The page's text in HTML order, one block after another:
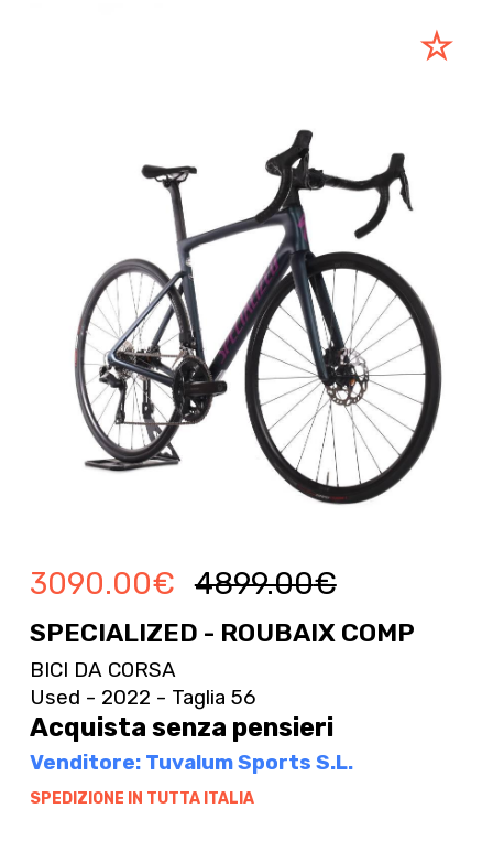
3090.00€ 4899.00€
SPECIALIZED - ROUBAIX COMP
BICI DA CORSA
Used - 2022 - Taglia 56
Acquista senza pensieri
Venditore: Tuvalum Sports S.L.
SPEDIZIONE IN TUTTA ITALIA